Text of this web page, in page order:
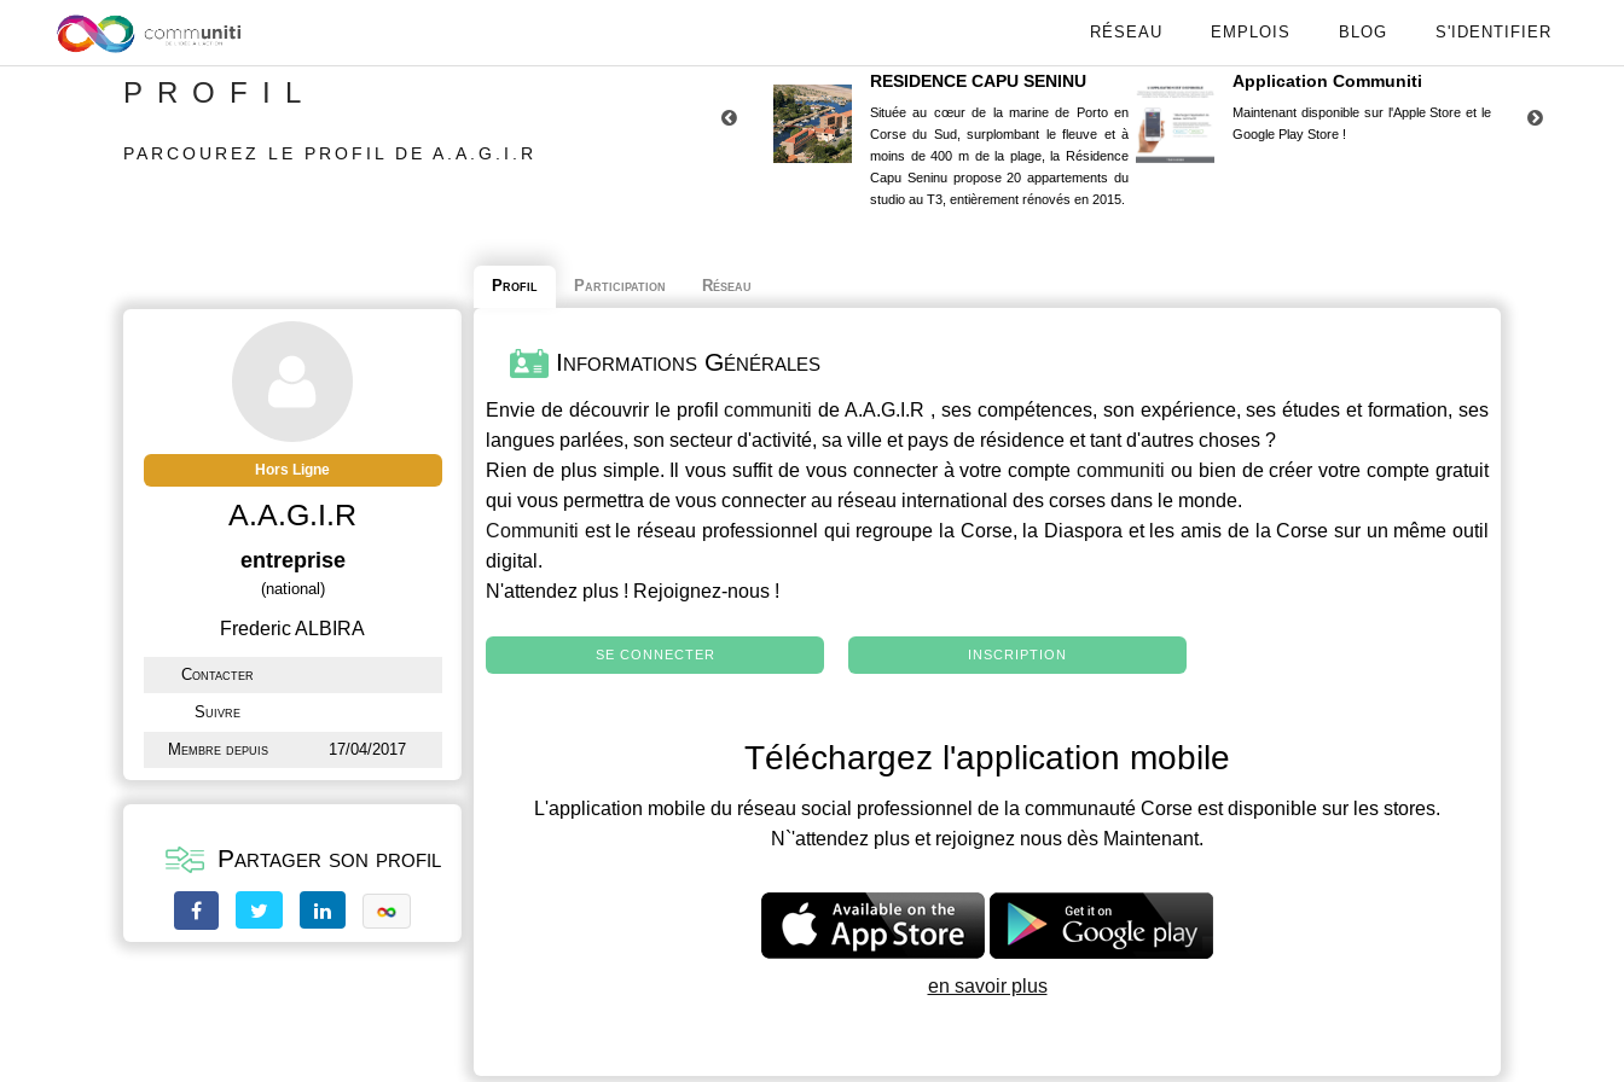
RÉSEAU EMPLOIS BLOG S'IDENTIFIER
PROFIL
PARCOUREZ LE PROFIL DE A.A.G.I.R
RESIDENCE CAPU SENINU
Située au cœur de la marine de Porto en
Corse du Sud, surplombant le fleuve et à
moins de 400 m de la plage, la Résidence
Capu Seninu propose 20 appartements du
studio au T3, entièrement rénovés en 2015.
Application Communiti
Maintenant disponible sur l'Apple Store et le
Google Play Store !
Hors Ligne
A.A.G.I.R
entreprise
(national)
Frederic ALBIRA
Contacter
Suivre
Membre depuis 17/04/2017
Partager son profil
Profil Participation Réseau
Informations Générales
Envie de découvrir le profilcommuniti de A.A.G.I.R , ses compétences, son expérience, ses études et formation, ses
langues parlées, son secteur d'activité, sa ville et pays de résidence et tant d'autres choses ?
Rien de plus simple. Il vous suffit de vous connecter à votre comptecommuniti ou bien de créer votre compte gratuit
qui vous permettra de vous connecter au réseau international des corses dans le monde.
Communiti est le réseau professionnel qui regroupe la Corse, la Diaspora et les amis de la Corse sur un même outil
digital.
N'attendez plus ! Rejoignez-nous !
SE CONNECTER INSCRIPTION
Téléchargez l'application mobile
L'application mobile du réseau social professionnel de la communauté Corse est disponible sur les stores.
N`'attendez plus et rejoignez nous dès Maintenant.
en savoir plus